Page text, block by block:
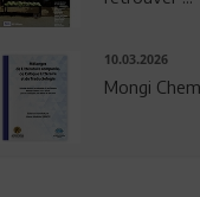
10.03.2026
Mongi